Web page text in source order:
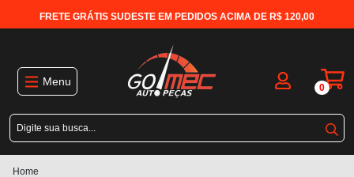
FRETE GRÁTIS SUDESTE EM PEDIDOS ACIMA DE R$ 120,00
Menu 0
Home